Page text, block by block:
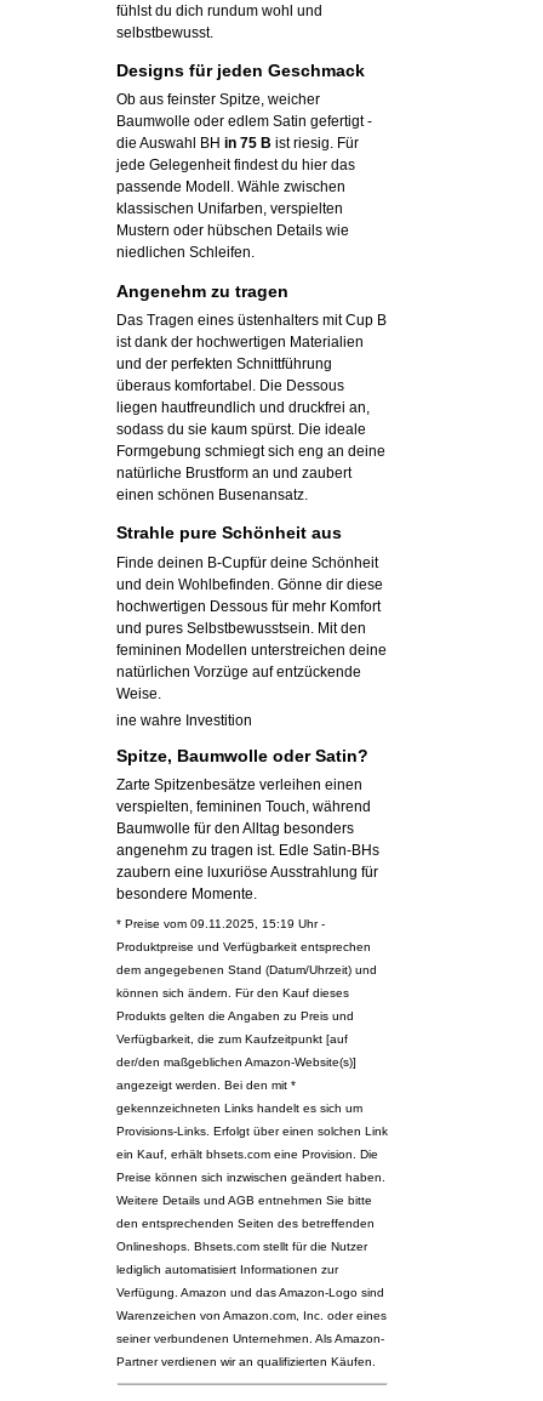
fühlst du dich rundum wohl und
selbstbewusst.
Designs für jeden Geschmack
Ob aus feinster Spitze, weicher
Baumwolle oder edlem Satin gefertigt -
die Auswahl BH in 75 B ist riesig. Für
jede Gelegenheit findest du hier das
passende Modell. Wähle zwischen
klassischen Unifarben, verspielten
Mustern oder hübschen Details wie
niedlichen Schleifen.
Angenehm zu tragen
Das Tragen eines üstenhalters mit Cup B
ist dank der hochwertigen Materialien
und der perfekten Schnittführung
überaus komfortabel. Die Dessous
liegen hautfreundlich und druckfrei an,
sodass du sie kaum spürst. Die ideale
Formgebung schmiegt sich eng an deine
natürliche Brustform an und zaubert
einen schönen Busenansatz.
Strahle pure Schönheit aus
Finde deinen B-Cupfür deine Schönheit
und dein Wohlbefinden. Gönne dir diese
hochwertigen Dessous für mehr Komfort
und pures Selbstbewusstsein. Mit den
femininen Modellen unterstreichen deine
natürlichen Vorzüge auf entzückende
Weise.
ine wahre Investition
Spitze, Baumwolle oder Satin?
Zarte Spitzenbesätze verleihen einen
verspielten, femininen Touch, während
Baumwolle für den Alltag besonders
angenehm zu tragen ist. Edle Satin-BHs
zaubern eine luxuriöse Ausstrahlung für
besondere Momente.
* Preise vom 09.11.2025, 15:19 Uhr -
Produktpreise und Verfügbarkeit entsprechen
dem angegebenen Stand (Datum/Uhrzeit) und
können sich ändern. Für den Kauf dieses
Produkts gelten die Angaben zu Preis und
Verfügbarkeit, die zum Kaufzeitpunkt [auf
der/den maßgeblichen Amazon-Website(s)]
angezeigt werden. Bei den mit *
gekennzeichneten Links handelt es sich um
Provisions-Links. Erfolgt über einen solchen Link
ein Kauf, erhält bhsets.com eine Provision. Die
Preise können sich inzwischen geändert haben.
Weitere Details und AGB entnehmen Sie bitte
den entsprechenden Seiten des betreffenden
Onlineshops. Bhsets.com stellt für die Nutzer
lediglich automatisiert Informationen zur
Verfügung. Amazon und das Amazon-Logo sind
Warenzeichen von Amazon.com, Inc. oder eines
seiner verbundenen Unternehmen. Als Amazon-
Partner verdienen wir an qualifizierten Käufen.